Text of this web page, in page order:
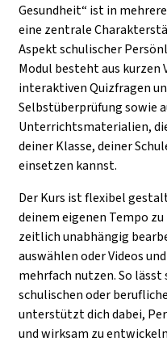
Gesundheit“ ist in
eine zentrale
Aspekt schulischer
Modul besteht aus kurzen
interaktiven Quizfragen
Selbstüberprüfung sowie
Unterrichtsmaterialien,
deiner Klasse, deiner
einsetzen kannst.
Der Kurs ist flexibel
deinem eigenen Tempo
zeitlich unabhängig
auswählen oder Videos
mehrfach nutzen. So
schulischen oder
unterstützt dich dabei,
und wirksam zu